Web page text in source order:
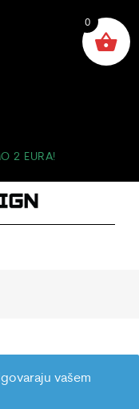
2 EURA!
vašem
0